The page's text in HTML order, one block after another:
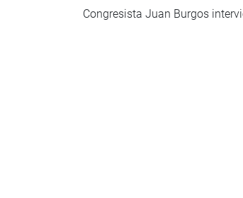
Congresista Juan Burgos